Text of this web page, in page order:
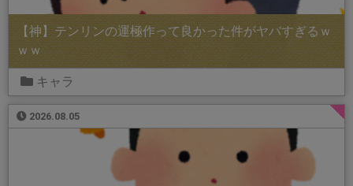
【神】テンリンの運極作って良かった件がヤバすぎるｗ
ｗｗ
キャラ
2026.08.05